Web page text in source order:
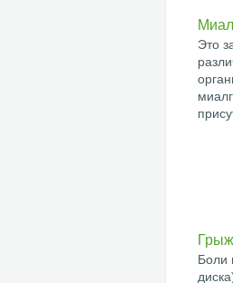
Это
Боли